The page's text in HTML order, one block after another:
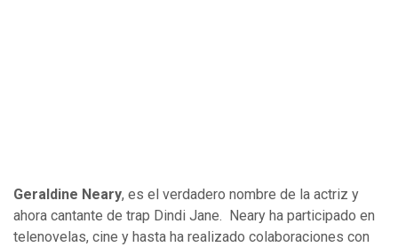
Geraldine Neary, es el verdadero nombre de la actriz y
ahora cantante de trap Dindi Jane. Neary ha participado en
telenovelas, cine y hasta ha realizado colaboraciones con